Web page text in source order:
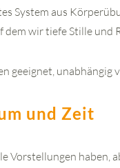
System aus
dem wir tiefe Stille
geeignet,
und Zeit
Vorstellungen haben,